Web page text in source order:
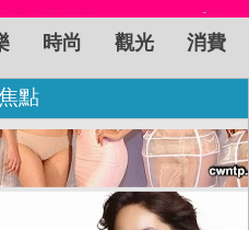
時尚 觀光 消費
點